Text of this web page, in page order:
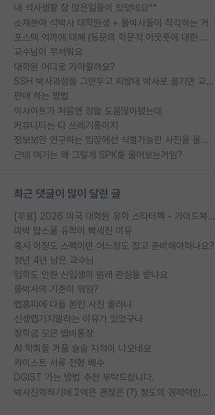
내 석사생활 참 많은일들이 있엇네요^^
소재분야 석박사 대학원생 + 물박사들이 착각하는 거
포스텍 억까에 대해 (동문의 학문적 아웃풋에 대한 반박)
교수님이 무서워요
대학원 어디로 가야할까요?
SSH 박사과정을 그만두고 지방대 박사로 옮기면 교수의 꿈은 끝일까요?
편애 하는 방법
이사이트가 처음엔 정말 도움많이됐는데
커뮤니티는 다 쓰레기통이지
정보보안 연구하는 입장에선 식별가능한 사진을 올리는건 비추이긴함
근데 여기는 왜 그렇게 SPK를 물어보는거임?
최근 댓글이 많이 달린 글
[무료] 2026 미국 대학원 유학 스타터팩 - 가이드북 & 합격자 컨택메일 템플릿
미박 탑스쿨 유학이 빡세진 이유
혹시 이정도 스펙이면 어느정도 잡고 준비해야하나요?
정년 4년 남은 교수님
입학도 안한 신입생이 원래 관심을 받나요
물박사의 기준이 뭐임?
랩홈피에 다들 본인 사진 올리냐
신생랩가지말라는 이유가 있었구나
장학금 모은 랩비통장
AI 학회들 거품 슬슬 지적이 나오네요
카이스트 서류 전형 배수
DGIST 가는 방법 추천 부탁드립니다.
박사진학하기에 2억은 괜찮은 (?) 정도의 경제력인가요